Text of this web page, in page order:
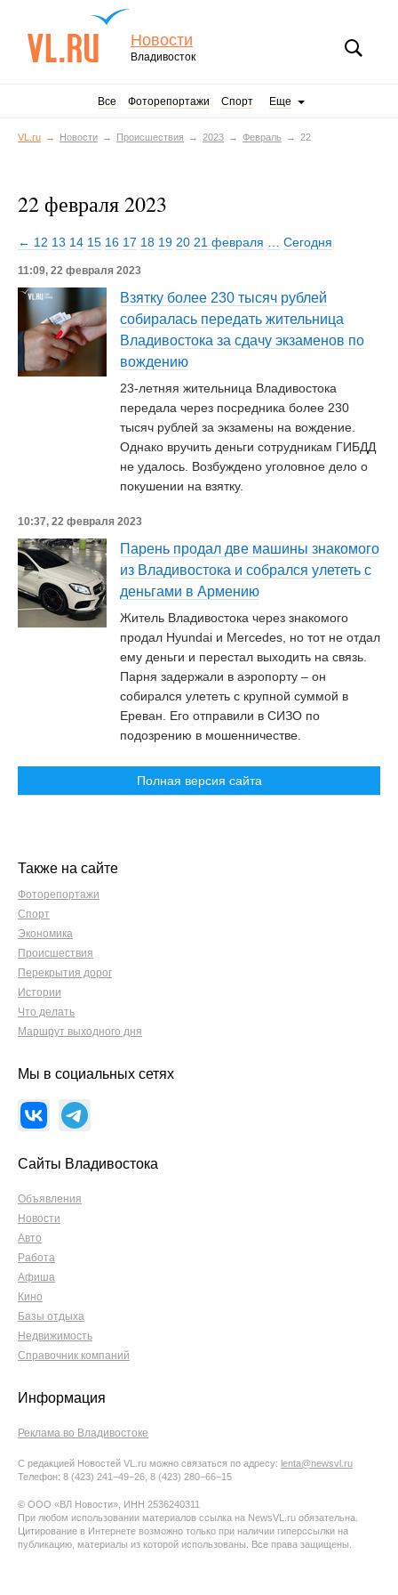
Новости
Владивосток
Все Фоторепортажи Спорт Еще
VL.ru Новости Происшествия 2023 Февраль 22
22 февраля 2023
← 12 13 14 15 16 17 18 19 20 21 февраля Сегодня
11:09, 22 февраля 2023
Взятку более 230 тысяч рублей
собиралась передать жительница
Владивостока за сдачу экзаменов по
вождению
23-летняя жительница Владивостока
передала через посредника более 230
тысяч рублей за экзамены на вождение.
Однако вручить деньги сотрудникам ГИБДД
не удалось. Возбуждено уголовное дело о
покушении на взятку.
10:37, 22 февраля 2023
Парень продал две машины знакомого
из Владивостока и собрался улететь с
деньгами в Армению
Житель Владивостока через знакомого
продал Hyundai и Mercedes, но тот не отдал
ему деньги и перестал выходить на связь.
Парня задержали в аэропорту – он
собирался улететь с крупной суммой в
Ереван. Его отправили в СИЗО по
подозрению в мошенничестве.
Полная версия сайта
Также на сайте
Фоторепортажи
Спорт
Экономика
Происшествия
Перекрытия дорог
Истории
Что делать
Маршрут выходного дня
Мы в социальных сетях
Сайты Владивостока
Объявления
Новости
Авто
Работа
Афиша
Кино
Базы отдыха
Недвижимость
Справочник компаний
Информация
Реклама во Владивостоке
С редакцией Новостей VL.ru можно связаться по адресу: lenta@newsvl.ru
Телефон: 8 (423) 241−49−26, 8 (423) 280−66−15
© ООО «ВЛ Новости», ИНН 2536240311
При любом использовании материалов ссылка на NewsVL.ru обязательна.
Цитирование в Интернете возможно только при наличии гиперссылки на
публикацию, материалы из которой использованы. Все права защищены.